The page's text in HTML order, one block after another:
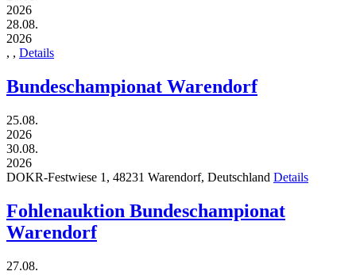
2026
28.08.
2026
, , Details
Bundeschampionat Warendorf
25.08.
2026
30.08.
2026
DOKR-Festwiese 1, 48231 Warendorf, Deutschland Details
Fohlenauktion Bundeschampionat
Warendorf
27.08.